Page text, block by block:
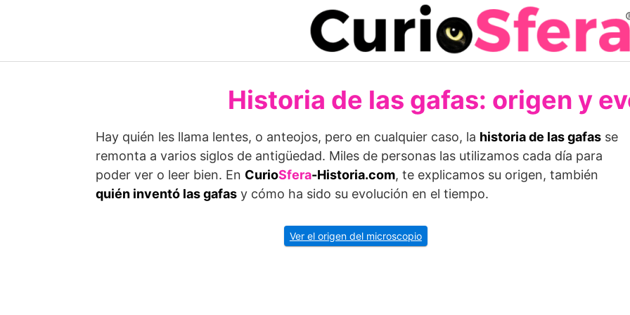
Historia de las gafas: origen y
Hay quién les llama lentes, o anteojos, pero en cualquier caso, la historia de las gafas se
remonta a varios siglos de antigüedad. Miles de personas las utilizamos cada día para
poder ver o leer bien. En CurioSfera-Historia.com, te explicamos su origen, también
quién inventó las gafas y cómo ha sido su evolución en el tiempo.
Ver el origen del microscopio